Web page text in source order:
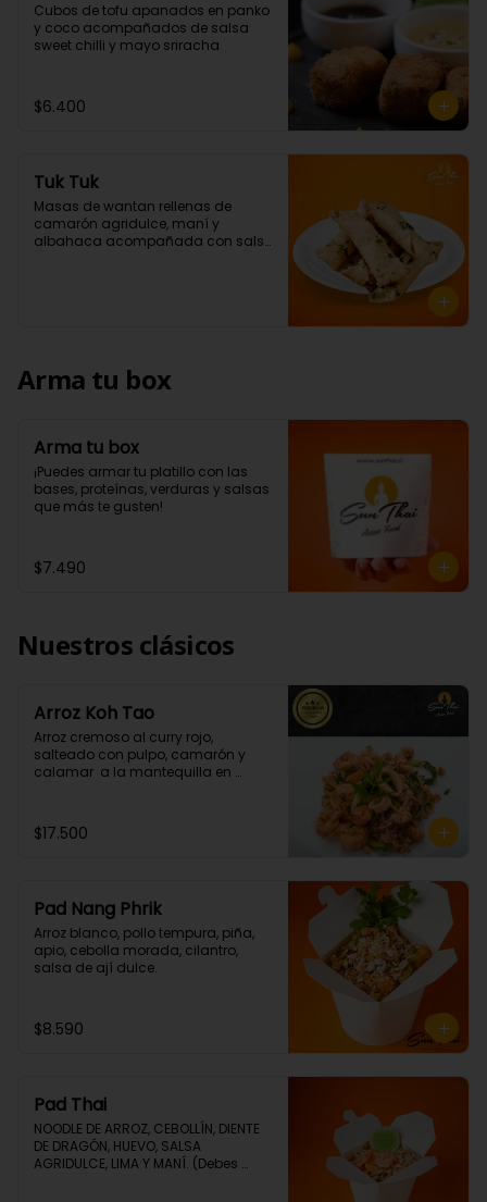
Cubos de tofu apanados en panko
y coco acompañados de salsa
sweet chilli y mayo sriracha
$6.400
Tuk Tuk
Masas de wantan rellenas de
camarón agridulce, maní y
albahaca acompañada con salsa
Arma tu box
Arma tu box
¡Puedes armar tu platillo con las
bases, proteínas, verduras y salsas
que más te gusten!
$7.490
Nuestros clásicos
Arroz Koh Tao
Arroz cremoso al curry rojo,
salteado con pulpo, camarón y
calamar  a la mantequilla en
$17.500
Pad Nang Phrik
Arroz blanco, pollo tempura, piña,
apio, cebolla morada, cilantro,
salsa de ají dulce.
$8.590
Pad Thai
NOODLE DE ARROZ, CEBOLLÍN, DIENTE
DE DRAGÓN, HUEVO, SALSA
AGRIDULCE, LIMA Y MANÍ. (Debes